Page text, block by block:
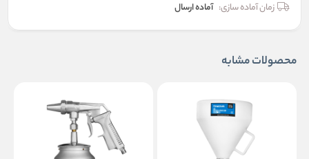
زمان آماده سازی: آماده ارسال
محصولات مشابه